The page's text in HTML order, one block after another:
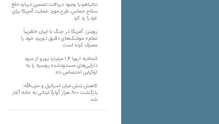
نتانیاهو با وجود دریافت تضمین درباره خلع
سلاح حماس، طرح مورد حمایت آمریکا برای
غزه را رد کرد
رویترز: آمریکا در جنگ با ایران «تقریباً
تمام» موشک‌های دقیق دوربرد خود را
مصرف کرده است
اتحادیه اروپا ۱.۴ میلیارد یورو از سود
دارایی‌های مسدودشده روسیه را به
اوکراین ‏اختصاص داد
کاهش تنش میان اسرائیل و حزب‌الله؛
بازگشت ۸۰۰ هزار آوارۀ لبنانی به خانه‌ آغاز
شد